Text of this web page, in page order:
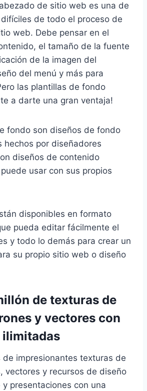
de sitio web es una de
de todo el proceso de
web. Debe pensar en el
el tamaño de la fuente
de la imagen del
del menú y más para
las plantillas de fondo
a darte una gran ventaja!
fondo son diseños de fondo
hechos por diseñadores
diseños de contenido
usar con sus propios
disponibles en formato
pueda editar fácilmente el
y todo lo demás para crear un
su propio sitio web o diseño
de texturas de
y vectores con
ilimitadas
de impresionantes texturas de
vectores y recursos de diseño
presentaciones con una